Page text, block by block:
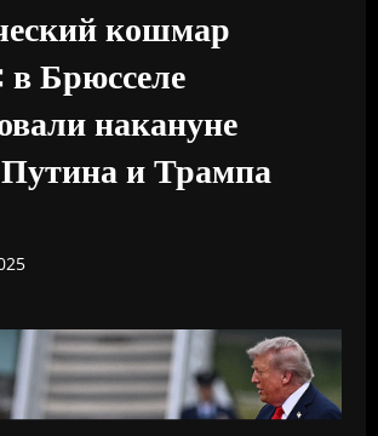
кошмар
Брюсселе
накануне
и Трампа